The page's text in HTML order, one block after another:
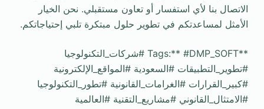
الاتصال بنا لأي استفسار أو تعاون مستقبلي. نحن الخيار
الأمثل لمساعدتكم في تطوير حلول مبتكرة تلبي إحتياجاتكم.
**Tags:** #DMP_SOFT #شركات_التكنولوجيا
#تطوير_التطبيقات #السعودية #المواقع_الإلكترونية
#كبير_القرارات #الغرامات_القانونية #تطور_التكنولوجيا
#الامتثال_القانوني #مشاريع_التقنية #العالمية